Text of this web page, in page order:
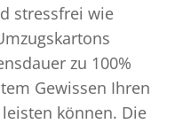
stressfrei wie
zu 100%
Gewissen Ihren
können. Die